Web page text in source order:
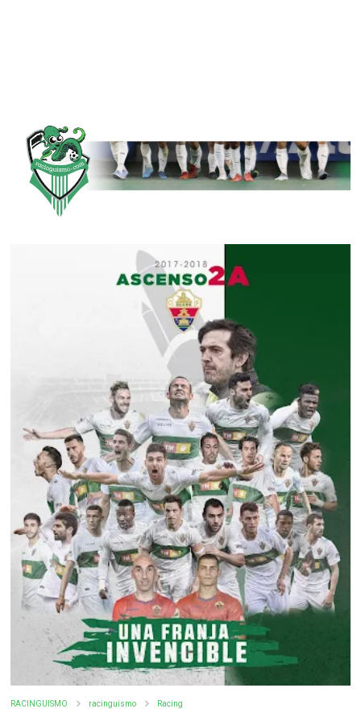
RACINGUISMO racinguismo Racing